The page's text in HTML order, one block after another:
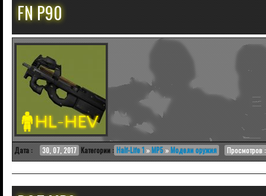
FN P90
Дата : 30, 07, 2017 Категории : Half-Life 1 »MP5 »Модели оружия Просмотров